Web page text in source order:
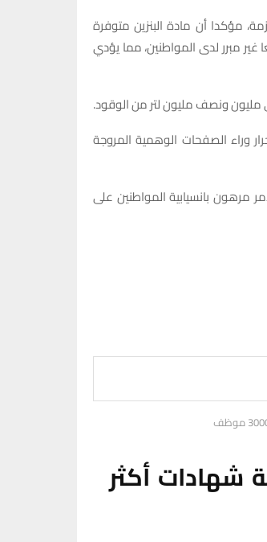
مؤكدا أن مادة البنزين متوفرة
غير مبرر لدى المواطنين، مما يؤدي
وراء الصفحات الوهمية المروجة
مرهون بانسيابية المواطنين على
شهادات أكثر